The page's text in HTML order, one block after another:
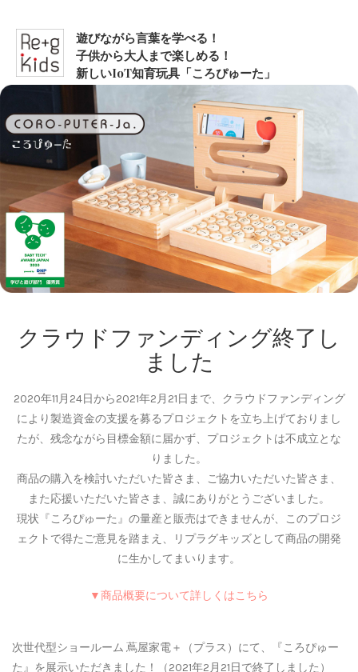
遊びながら言葉を学べる！
子供から大人まで楽しめる！
新しいIoT知育玩具「ころぴゅーた」
クラウドファンディング終了し
ました
2020年11月24日から2021年2月21日まで、クラウドファンディング
により製造資金の支援を募るプロジェクトを立ち上げておりまし
たが、残念ながら目標金額に届かず、プロジェクトは不成立とな
りました。
商品の購入を検討いただいた皆さま、ご協力いただいた皆さま、
また応援いただいた皆さま、誠にありがとうございました。
現状『ころぴゅーた』の量産と販売はできませんが、このプロジ
ェクトで得たご意見を踏まえ、リプラグキッズとして商品の開発
に生かしてまいります。
▼商品概要について詳しくはこちら
次世代型ショールーム 蔦屋家電＋（プラス）にて、『ころぴゅー
た』を展示いただきました！（2021年2月21日で終了しました）